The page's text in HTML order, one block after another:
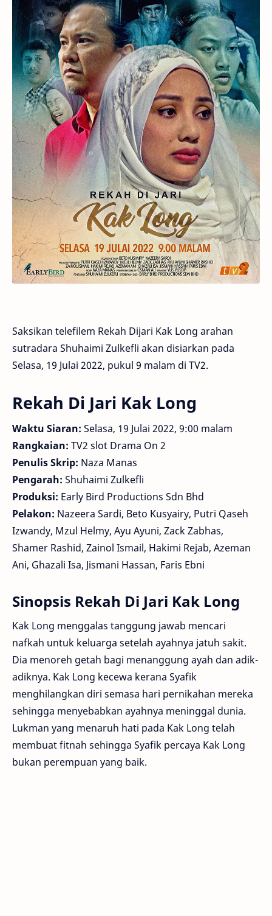
Saksikan telefilem Rekah Dijari Kak Long arahan
sutradara Shuhaimi Zulkefli akan disiarkan pada
Selasa, 19 Julai 2022, pukul 9 malam di TV2.
Rekah Di Jari Kak Long
Waktu Siaran: Selasa, 19 Julai 2022, 9:00 malam
Rangkaian: TV2 slot Drama On 2
Penulis Skrip: Naza Manas
Pengarah: Shuhaimi Zulkefli
Produksi: Early Bird Productions Sdn Bhd
Pelakon: Nazeera Sardi, Beto Kusyairy, Putri Qaseh
Izwandy, Mzul Helmy, Ayu Ayuni, Zack Zabhas,
Shamer Rashid, Zainol Ismail, Hakimi Rejab, Azeman
Ani, Ghazali Isa, Jismani Hassan, Faris Ebni
Sinopsis Rekah Di Jari Kak Long
Kak Long menggalas tanggung jawab mencari
nafkah untuk keluarga setelah ayahnya jatuh sakit.
Dia menoreh getah bagi menanggung ayah dan adik-
adiknya. Kak Long kecewa kerana Syafik
menghilangkan diri semasa hari pernikahan mereka
sehingga menyebabkan ayahnya meninggal dunia.
Lukman yang menaruh hati pada Kak Long telah
membuat fitnah sehingga Syafik percaya Kak Long
bukan perempuan yang baik.